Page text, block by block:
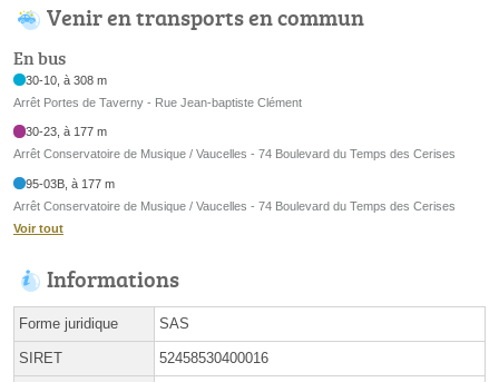
Venir en transports en commun
En bus
30-10, à 308 m
Arrêt Portes de Taverny - Rue Jean-baptiste Clément
30-23, à 177 m
Arrêt Conservatoire de Musique / Vaucelles - 74 Boulevard du Temps des Cerises
95-03B, à 177 m
Arrêt Conservatoire de Musique / Vaucelles - 74 Boulevard du Temps des Cerises
Voir tout
Informations
Forme juridique SAS
SIRET 52458530400016